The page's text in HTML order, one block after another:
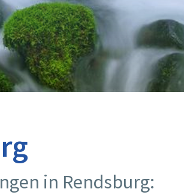
in Rendsburg: